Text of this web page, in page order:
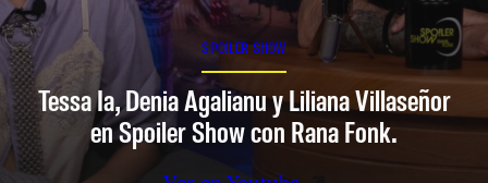
SPOILER SHOW
Tessa Ia, Denia Agalianu y Liliana Villaseñor
en Spoiler Show con Rana Fonk.